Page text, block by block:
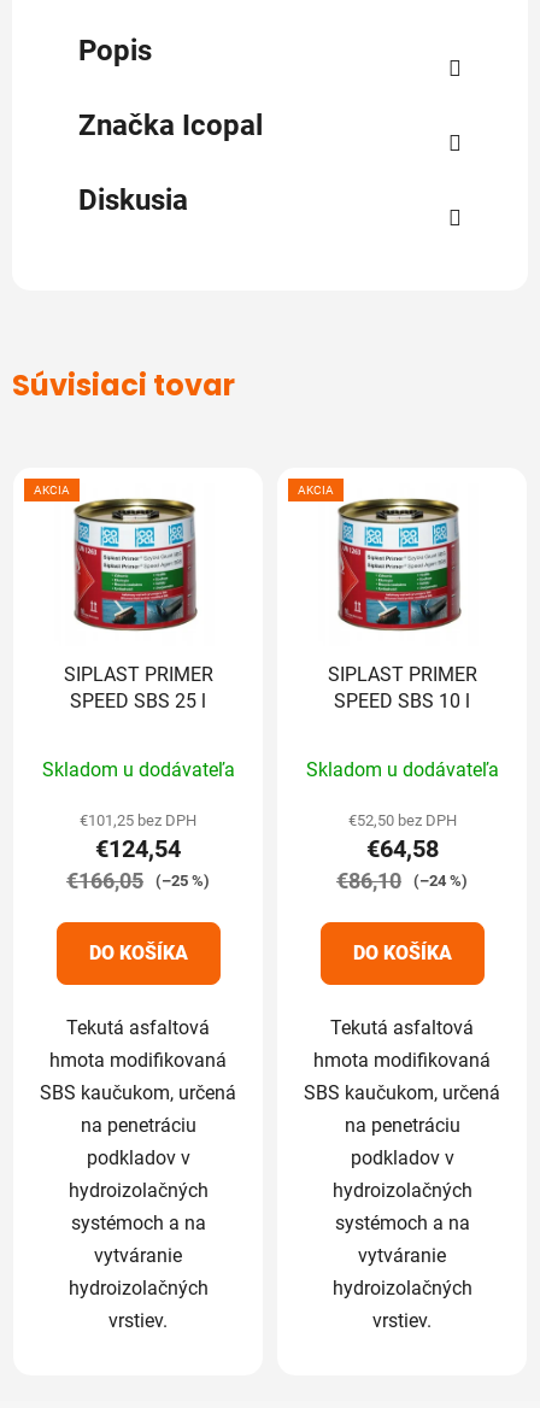
Popis
Značka Icopal
Diskusia
Súvisiaci tovar
AKCIA
SIPLAST PRIMER
SPEED SBS 25 l
hodnotenie
produktu
je
5,0
5
hviezdičiek.
Skladom u dodávateľa
€101,25 bez DPH
€124,54
€166,05 (–25 %)
DO KOŠÍKA
Tekutá asfaltová
hmota modifikovaná
SBS kaučukom, určená
na penetráciu
podkladov v
hydroizolačných
systémoch a na
vytváranie
hydroizolačných
vrstiev.
AKCIA
SIPLAST PRIMER
SPEED SBS 10 l
hodnotenie
produktu
je
5,0
5
hviezdičiek.
Skladom u dodávateľa
€52,50 bez DPH
€64,58
€86,10 (–24 %)
DO KOŠÍKA
Tekutá asfaltová
hmota modifikovaná
SBS kaučukom, určená
na penetráciu
podkladov v
hydroizolačných
systémoch a na
vytváranie
hydroizolačných
vrstiev.